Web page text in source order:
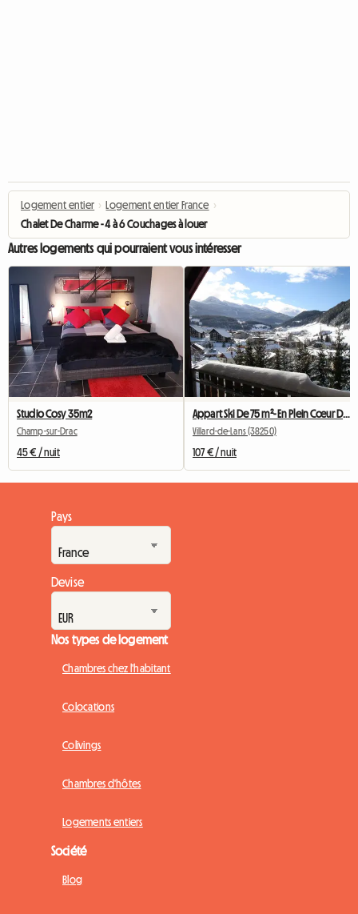
Logement entier › Logement entier France ›
Chalet De Charme - 4 à 6 Couchages à louer
Autres logements qui pourraient vous intéresser
Studio Cosy 35m2
Champ-sur-Drac
45 € / nuit
Appart Ski De 75 m²- En Plein Cœur Du Village
Villard-de-Lans (38250)
107 € / nuit
Pays
Devise
Nos types de logement
Chambres chez l'habitant
Colocations
Colivings
Chambres d'hôtes
Logements entiers
Société
Blog